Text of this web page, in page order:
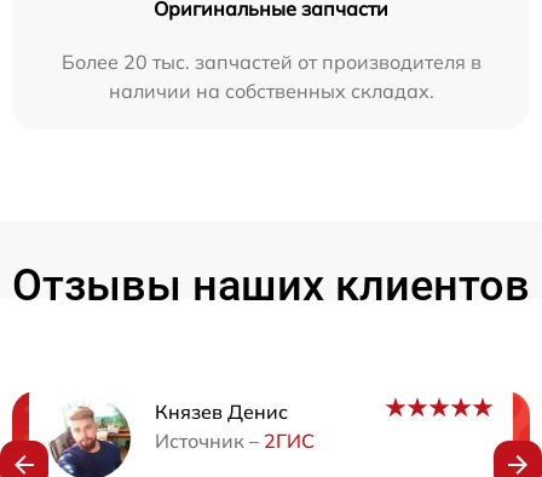
Оригинальные запчасти
Более 20 тыс. запчастей от производителя в
наличии на собственных складах.
Отзывы наших клиентов
Князев Денис
Источник – 2ГИС
Нужна консультация?